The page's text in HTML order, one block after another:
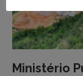
Ministério